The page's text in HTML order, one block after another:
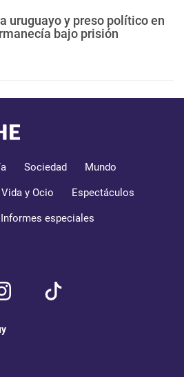
uruguayo y preso político en
bajo prisión
Sociedad Mundo
Vida y Ocio Espectáculos
Informes especiales